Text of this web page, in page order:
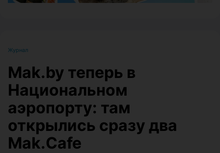
Журнал
Mak.by теперь в
Национальном
аэропорту: там
открылись сразу два
Mak.Cafe